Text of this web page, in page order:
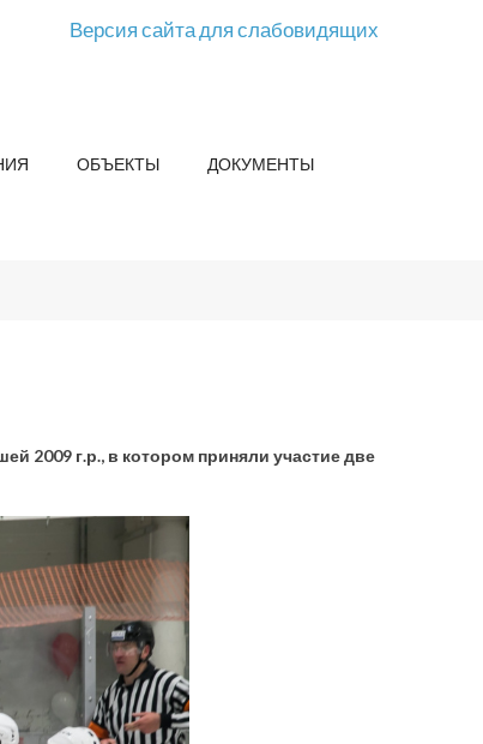
Версия сайта для слабовидящих
ОБЪЕКТЫ ДОКУМЕНТЫ
2009 г.р., в котором приняли участие две